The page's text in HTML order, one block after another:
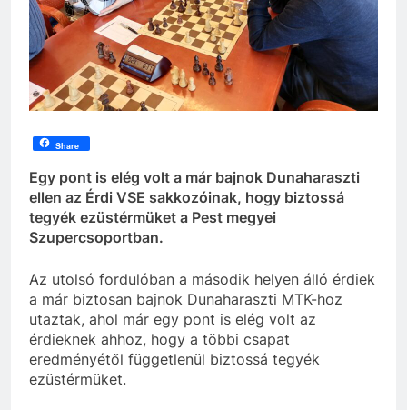
Share
Egy pont is elég volt a már bajnok Dunaharaszti
ellen az Érdi VSE sakkozóinak, hogy biztossá
tegyék ezüstérmüket a Pest megyei
Szupercsoportban.
Az utolsó fordulóban a második helyen álló érdiek
a már biztosan bajnok Dunaharaszti MTK-hoz
utaztak, ahol már egy pont is elég volt az
érdieknek ahhoz, hogy a többi csapat
eredményétől függetlenül biztossá tegyék
ezüstérmüket.